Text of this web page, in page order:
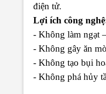
điện tử.
Lợi ích công
- Không làm ngạt
- Không gây ăn
- Không tạo bụi
- Không phá hủy